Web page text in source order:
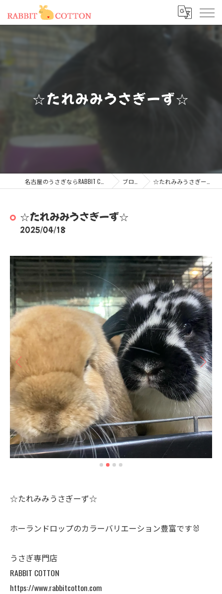
☆たれみみうさぎーず☆
ブログ ☆たれみみうさぎーず☆
☆たれみみうさぎーず☆
2025/04/18
☆たれみみうさぎーず☆
ホーランドロップのカラーバリエーション豊富です🐰
うさぎ専門店
RABBIT COTTON
https://www.rabbitcotton.com